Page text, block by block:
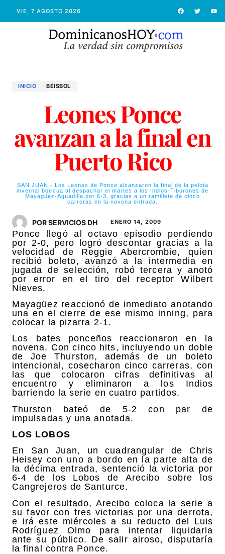
VIE, 7 AGOSTO 2026
INICIO BÉISBOL
Leones Ponce
avanzan a la final en
Puerto Rico
SAN JUAN.- Los Leones de Ponce alcanzaron la final de la pelota
invernal boricua al despachar el martes a los Indios-Tiburones de
Mayagüez-Aguadilla por 6-3, gracias a un ramillete de cinco
carreras en la novena entrada.
POR SERVICIOS DH ENERO 14, 2009
Ponce llegó al octavo episodio perdiendo
por 2-0, pero logró descontar gracias a la
velocidad de Reggie Abercrombie, quien
recibió boleto, avanzó a la intermedia en
jugada de selección, robó tercera y anotó
por error en el tiro del receptor Wilbert
Nieves.
Mayagüez reaccionó de inmediato anotando
una en el cierre de ese mismo inning, para
colocar la pizarra 2-1.
Los bates ponceños reaccionaron en la
novena. Con cinco hits, incluyendo un doble
de Joe Thurston, además de un boleto
intencional, cosecharon cinco carreras, con
las que colocaron cifras definitivas al
encuentro y eliminaron a los Indios
barriendo la serie en cuatro partidos.
Thurston bateó de 5-2 con par de
impulsadas y una anotada.
LOS LOBOS
En San Juan, un cuadrangular de Chris
Heisey con uno a bordo en la parte alta de
la décima entrada, sentenció la victoria por
6-4 de los Lobos de Arecibo sobre los
Cangrejeros de Santurce.
Con el resultado, Arecibo coloca la serie a
su favor con tres victorias por una derrota,
e irá este miércoles a su reducto del Luis
Rodríguez Olmo para intentar liquidarla
ante su público. De salir airoso, disputaría
la final contra Ponce.